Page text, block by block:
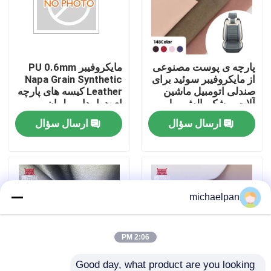
کارخانه تور
کنترل کیفیت
تماس با ما
پوست ساختگی PVC
مواد چرم مایکروفیبر
پارچه ی پوست مصنوعی
از مایکروفیبر سوئید برای
صندلی اتومبیل ماشین
آلات پوشک بالش مبل
کیف کیف پول کیف کیف
پول کفش های چند
منظوره برای پوشش
ارسال سؤال
مایکروفیبر PU 0.6mm
Napa Grain Synthetic
Leather کیسه های پارچه
ای دوامدار مبلمان
مبلمان کفش کیف پول
ماشین تزئینی صنایع
دستی در فضای باز
ارسال سؤال
michaelpan
2:06 PM
Good day, what product are you looking